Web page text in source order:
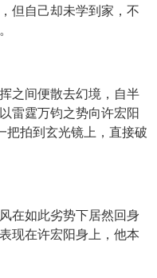
但自己却未学到家，不
之间便散去幻境，自半
雷霆万钧之势向许宏阳
把拍到玄光镜上，直接破
在如此劣势下居然回身
现在许宏阳身上，他本